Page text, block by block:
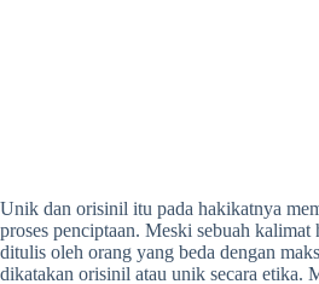
Unik dan orisinil itu pada hakikatnya
proses penciptaan. Meski sebuah kalimat
ditulis oleh orang yang beda dengan
dikatakan orisinil atau unik secara etika.